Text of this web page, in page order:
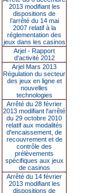
2013 modifiant les
dispositions de
l’arrêté du 14 mai
2007 relatif à la
réglementation des
jeux dans les casinos
Arjel - Rapport
d'activité 2012
Arjel Mars 2013
Régulation du secteur
des jeux en ligne et
nouvelles
technologies
Arrêté du 28 février
2013 modifiant l'arrêté
du 29 octobre 2010
relatif aux modalités
d'encaissement, de
recouvrement et de
contrôle des
prélèvements
spécifiques aux jeux
de casinos
Arrêté du 14 février
2013 modifiant les
dispositions de